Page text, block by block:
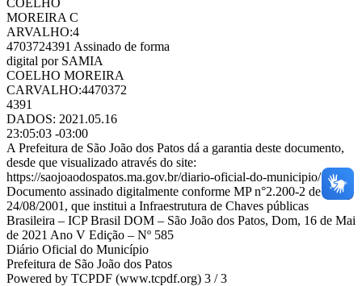
MOREIRA C
ARVALHO:4
4703724391 Assinado de forma
digital por SAMIA
COELHO MOREIRA
CARVALHO:4470372
4391
DADOS: 2021.05.16
23:05:03 -03:00
A Prefeitura de São João dos Patos dá a garantia deste documento,
desde que visualizado através do site:
https://saojoaodospatos.ma.gov.br/diario-oficial-do-municipio/
Documento assinado digitalmente conforme MP n°2.200-2 de
24/08/2001, que institui a Infraestrutura de Chaves públicas
Brasileira – ICP Brasil DOM – São João dos Patos, Dom, 16 de Mai
de 2021 Ano V Edição – Nº 585
Diário Oficial do Município
Prefeitura de São João dos Patos
Powered by TCPDF (www.tcpdf.org) 3 / 3